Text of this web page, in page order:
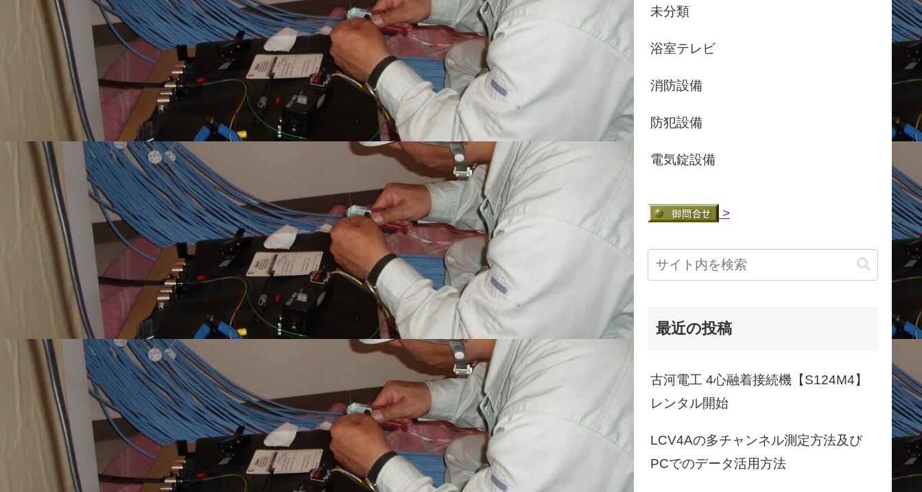
未分類
浴室テレビ
消防設備
防犯設備
電気錠設備
>
最近の投稿
古河電工 4心融着接続機【S124M4】
レンタル開始
LCV4Aの多チャンネル測定方法及び
PCでのデータ活用方法